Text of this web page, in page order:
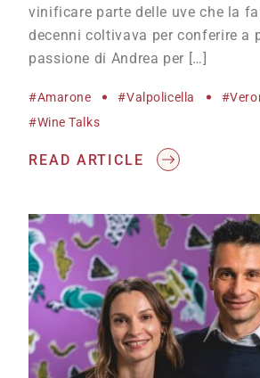
vinificare parte delle uve che la
decenni coltivava per conferire a
passione di Andrea per […]
#Amarone #Valpolicella
#wine Talks
READ ARTICLE